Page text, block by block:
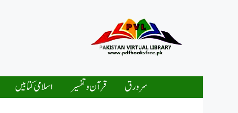
سرورق قرآن و تفسیر اسلامی کتابیں